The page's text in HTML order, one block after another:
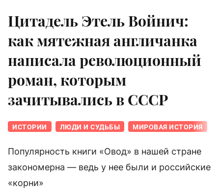
Цитадель Этель Войнич:
как мятежная англичанка
написала революционный
роман, которым
зачитывались в СССР
ИСТОРИИ ЛЮДИ И СУДЬБЫ МИРОВАЯ ИСТОРИЯ
Популярность книги «Овод» в нашей стране
закономерна — ведь у нее были и российские
«корни»